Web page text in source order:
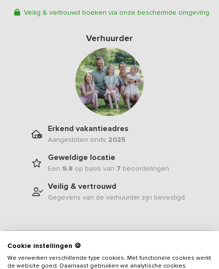
Veilig & vertrouwd boeken via onze beschermde omgeving
Verhuurder
Erkend vakantieadres
Aangesloten sinds 2025
Geweldige locatie
Een 9.8 op basis van 7 beoordelingen
Veilig & vertrouwd
Gegevens van de verhuurder zijn bevestigd
Beschrijving
Cookie instellingen 🍪
We verwerken verschillende type cookies. Met functionele cookies werkt
de website goed. Daarnaast gebruiken we analytische cookies